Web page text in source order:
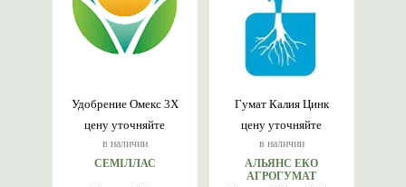
цену уточняйте
в наличии
Удобрение Омекс 3Х
СЕМІЛЛАС
цену уточняйте
в наличии
Гумат Калия Цинк
АЛЬЯНС ЕКО
АГРОГУМАТ